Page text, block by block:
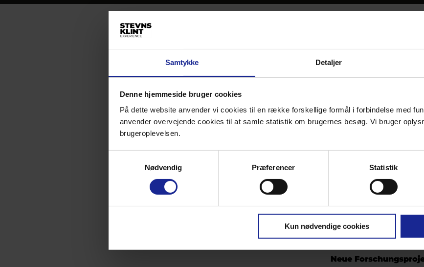
Samtykke Detaljer
Denne hjemmeside bruger cookies
På dette website anvender vi cookies til en række forskellige formål i forbindelse med
anvender overvejende cookies til at samle statistik om brugernes besøg. Vi bruger
brugeroplevelsen.
Nødvendig
Præferencer Statistik
Kun nødvendige cookies
FORSCHUNG
Wissenschaftliche
Welterbeverzeichnis. Die
darüber, warum es zum
Forschung über
Seit mehr als 250 Jahren
verfasst. Seit Geologen und
Hauptursache für das
eine zentrale Rolle in der
Stevns Klint ist nach wie
dänischen und
für Stevns Klint ist eine
Bereich der geologischen
in nationalen als auch in
besteht aus Vertretern
Stevns Klint betreiben.
Neue